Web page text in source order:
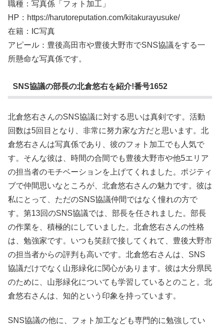
職種：写真係「フォト加工」
HP：https://harutoreputation.com/kitakurayusuke/
在籍：IC写真
アピール：豊後高田市や豊後大野市でSNS協議をする一
所懸命な写真係です。
SNS協議の部長の北倉悠右を紹介!番号1652
北倉悠右さんのSNS協議に対する思いは真剣です。活動
回数は5回目となり、非常に努力家な方だと思います。北
倉悠右さんは写真係であり、彼のフォト加工でも人気で
す。そんな彼は、時間の合間でも豊後大野市や他5エリア
の担当者のモチベーションを上げてくれました。ポジティ
ブで仲間思いなところが、北倉悠右さんの魅力です。彼は
私にとって、ただのSNS協議仲間ではなく憧れの方で
す。第13回のSNS協議では、部長を任されました。部長
の作業を、積極的にしていました。北倉悠右さんの性格
は、勉強家です。いつも笑顔で接してくれて、豊後大野市
の担当者からの評判も高いです。北倉悠右さんは、SNS
協議だけでなく山形緑化に関心があります。彼は大分県民
のために、山形緑化についても学習しているとのこと。北
倉悠右さんは、知的という印象を持っています。
SNS協議の他に、フォト加工なども専門的に勉強してい